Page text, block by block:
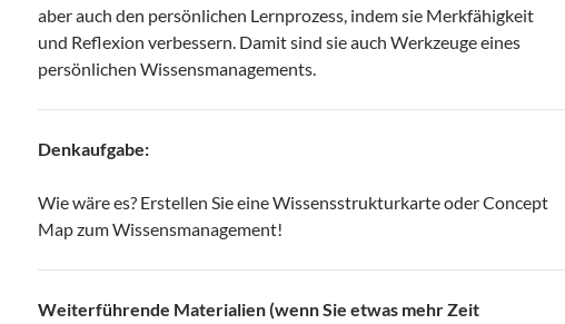
aber auch den persönlichen Lernprozess, indem sie Merkfähigkeit
und Reflexion verbessern. Damit sind sie auch Werkzeuge eines
persönlichen Wissensmanagements.
Denkaufgabe:
Wie wäre es? Erstellen Sie eine Wissensstrukturkarte oder Concept
Map zum Wissensmanagement!
Weiterführende Materialien (wenn Sie etwas mehr Zeit